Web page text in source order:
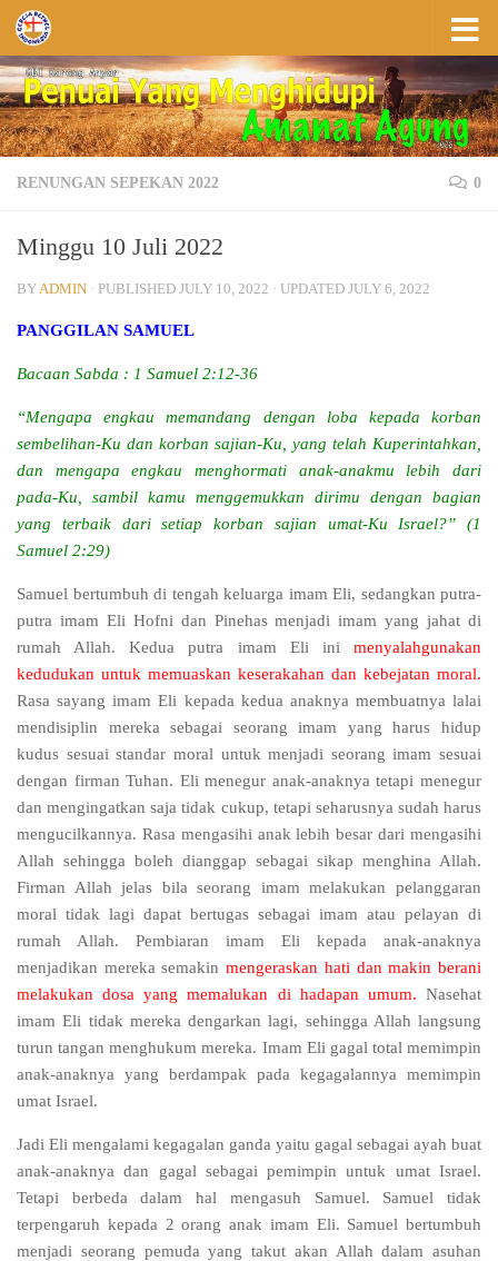
Skip to content
RENUNGAN SEPEKAN 2022 0
Minggu 10 Juli 2022
BYADMIN · PUBLISHED JULY 10, 2022 · UPDATED JULY 6, 2022
PANGGILAN SAMUEL
Bacaan Sabda : 1 Samuel 2:12-36
“Mengapa engkau memandang dengan loba kepada korban
sembelihan-Ku dan korban sajian-Ku, yang telah Kuperintahkan,
dan mengapa engkau menghormati anak-anakmu lebih dari
pada-Ku, sambil kamu menggemukkan dirimu dengan bagian
yang terbaik dari setiap korban sajian umat-Ku Israel?” (1
Samuel 2:29)
Samuel bertumbuh di tengah keluarga imam Eli, sedangkan putra-
putra imam Eli Hofni dan Pinehas menjadi imam yang jahat di
rumah Allah. Kedua putra imam Eli ini menyalahgunakan
kedudukan untuk memuaskan keserakahan dan kebejatan moral.
Rasa sayang imam Eli kepada kedua anaknya membuatnya lalai
mendisiplin mereka sebagai seorang imam yang harus hidup
kudus sesuai standar moral untuk menjadi seorang imam sesuai
dengan firman Tuhan. Eli menegur anak-anaknya tetapi menegur
dan mengingatkan saja tidak cukup, tetapi seharusnya sudah harus
mengucilkannya. Rasa mengasihi anak lebih besar dari mengasihi
Allah sehingga boleh dianggap sebagai sikap menghina Allah.
Firman Allah jelas bila seorang imam melakukan pelanggaran
moral tidak lagi dapat bertugas sebagai imam atau pelayan di
rumah Allah. Pembiaran imam Eli kepada anak-anaknya
menjadikan mereka semakinmengeraskan hati dan makin berani
melakukan dosa yang memalukan di hadapan umum. Nasehat
imam Eli tidak mereka dengarkan lagi, sehingga Allah langsung
turun tangan menghukum mereka. Imam Eli gagal total memimpin
anak-anaknya yang berdampak pada kegagalannya memimpin
umat Israel.
Jadi Eli mengalami kegagalan ganda yaitu gagal sebagai ayah buat
anak-anaknya dan gagal sebagai pemimpin untuk umat Israel.
Tetapi berbeda dalam hal mengasuh Samuel. Samuel tidak
terpengaruh kepada 2 orang anak imam Eli. Samuel bertumbuh
menjadi seorang pemuda yang takut akan Allah dalam asuhan